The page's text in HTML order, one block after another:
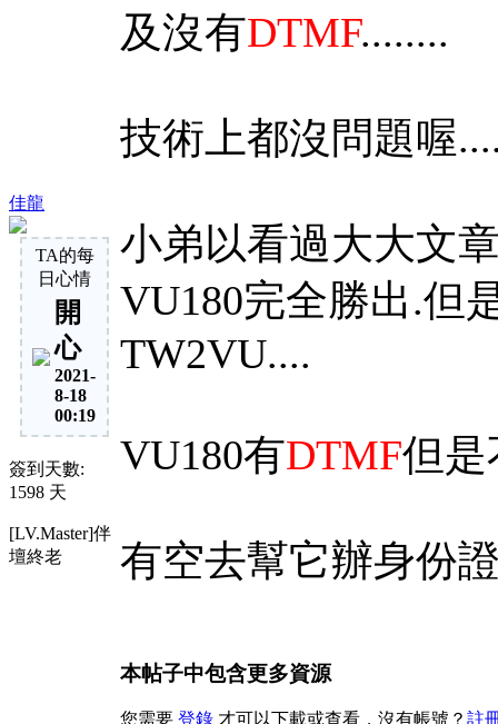
佳龍
TA的每
日心情
開
心
2021-
8-18
00:19
簽到天數:
1598 天
[LV.Master]伴
壇終老
及沒有DTMF........
技術上都沒問題喔
小弟以看過大大文
VU180完全勝出.但
TW2VU....
VU180有DTMF但是
有空去幫它辦身份
本帖子中包含更多資源
您需要 登錄 才可以下載或查看，沒有帳號？ 註